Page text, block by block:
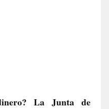
La Junta de